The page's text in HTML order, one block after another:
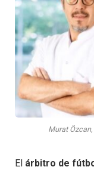
Murat
El árbitro de